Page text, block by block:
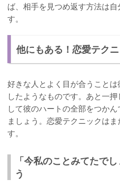
ば、相手を見つめ返す方法は
す。
他にもある！恋愛テク
好きな人とよく目が合うこと
したようなものです。あと一
して彼のハートの全部をつか
ましょう。恋愛テクニックは
す。
「今私のことみてたで
う